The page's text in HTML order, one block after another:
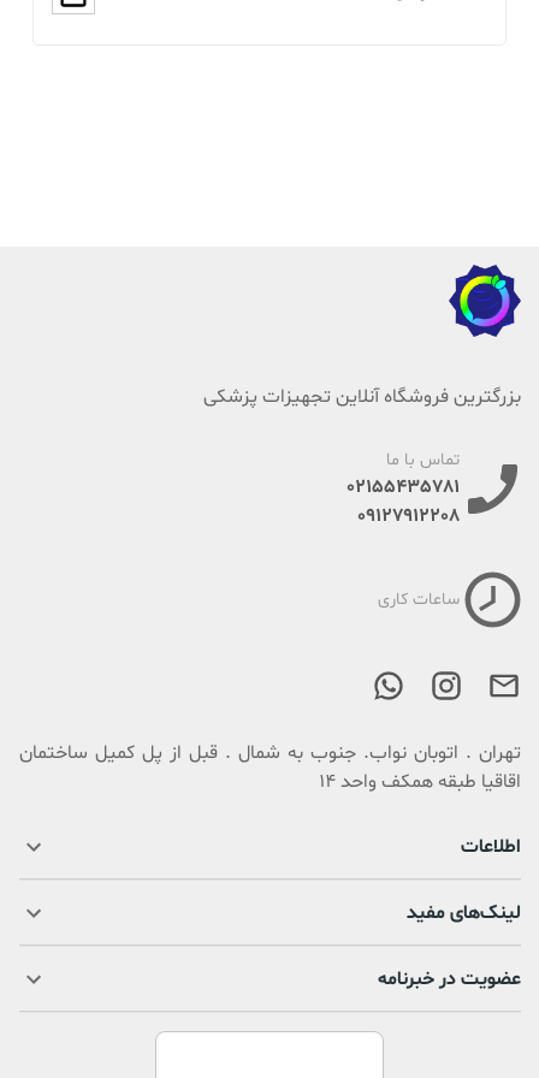
بزرگترین فروشگاه آنلاین تجهیزات پزشکی
تماس با ما
02155435781
09127912208
ساعات کاری
تهران . اتوبان نواب. جنوب به شمال . قبل از پل کمیل ساختمان
اقاقیا طبقه همکف واحد 14
اطلاعات
لینک‌های مفید
عضویت در خبرنامه